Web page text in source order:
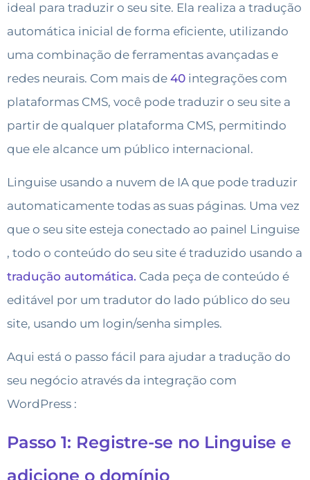
ideal para traduzir o seu site. Ela realiza a tradução
automática inicial de forma eficiente, utilizando
uma combinação de ferramentas avançadas e
redes neurais. Com mais de 40 integrações com
plataformas CMS, você pode traduzir o seu site a
partir de qualquer plataforma CMS, permitindo
que ele alcance um público internacional.
Linguise usando a nuvem de IA que pode traduzir
automaticamente todas as suas páginas. Uma vez
que o seu site esteja conectado ao painel Linguise
, todo o conteúdo do seu site é traduzido usando a
tradução automática. Cada peça de conteúdo é
editável por um tradutor do lado público do seu
site, usando um login/senha simples.
Aqui está o passo fácil para ajudar a tradução do
seu negócio através da integração com
WordPress :
Passo 1: Registre-se no Linguise e
adicione o domínio